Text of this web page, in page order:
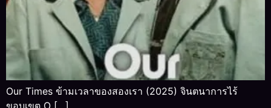
Our Times ข้ามเวลาของสองเรา (2025) จินตนาการไร้
ขอบเขต O […]